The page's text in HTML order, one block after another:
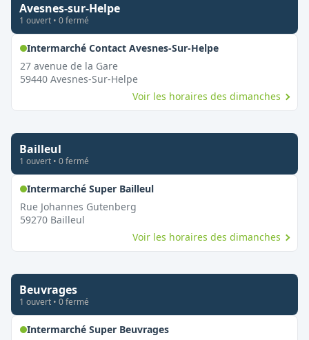
Avesnes-sur-Helpe
1 ouvert • 0fermé
Intermarché Contact Avesnes-Sur-Helpe,
27 avenue de la Gare
59440 Avesnes-Sur-Helpe
Voir les horaires des dimanches
Bailleul
1 ouvert • 0fermé
Intermarché Super Bailleul,
Rue Johannes Gutenberg
59270 Bailleul
Voir les horaires des dimanches
Beuvrages
1 ouvert • 0fermé
Intermarché Super Beuvrages,